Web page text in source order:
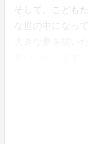
そして、こども
な世の中になっ